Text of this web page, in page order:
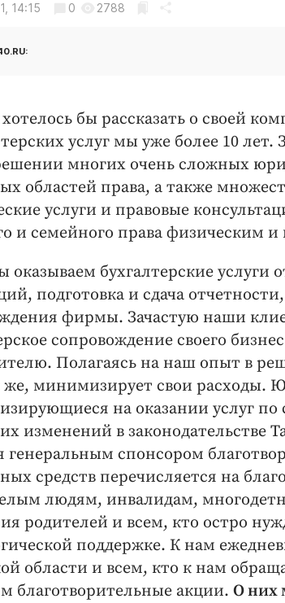
14:15 0 2788
хотелось бы рассказать о своей
услуг мы уже более 10
многих очень сложных
областей права, а также
услуги и правовые
и семейного права физическим
оказываем бухгалтерские
подготовка и сдача
фирмы. Зачастую наши
сопровождение своего
Полагаясь на наш опыт в
же, минимизирует свои
на оказании услуг по
изменений в законодательстве
генеральным спонсором
средств перечисляется на
людям, инвалидам,
родителей и всем, кто остро
поддержке. К нам
области и всем, кто к нам
благотворительные акции. О них